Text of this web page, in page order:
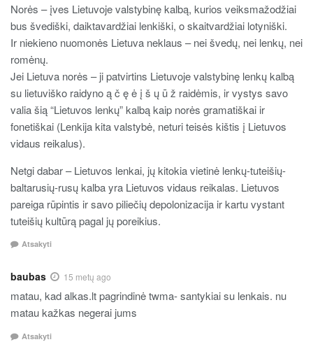
Norės – įves Lietuvoje valstybinę kalbą, kurios veiksmažodžiai
bus švediški, daiktavardžiai lenkiški, o skaitvardžiai lotyniški.
Ir niekieno nuomonės Lietuva neklaus – nei švedų, nei lenkų, nei
romėnų.
Jei Lietuva norės – ji patvirtins Lietuvoje valstybinę lenkų kalbą
su lietuviško raidyno ą č ę ė į š ų ū ž raidėmis, ir vystys savo
valia šią “Lietuvos lenkų” kalbą kaip norės gramatiškai ir
fonetiškai (Lenkija kita valstybė, neturi teisės kištis į Lietuvos
vidaus reikalus).
Netgi dabar – Lietuvos lenkai, jų kitokia vietinė lenkų-tuteišių-
baltarusių-rusų kalba yra Lietuvos vidaus reikalas. Lietuvos
pareiga rūpintis ir savo piliečių depolonizacija ir kartu vystant
tuteišių kultūrą pagal jų poreikius.
Atsakyti
baubas 15 metų ago
matau, kad alkas.lt pagrindinė twma- santykiai su lenkais. nu
matau kažkas negerai jums
Atsakyti